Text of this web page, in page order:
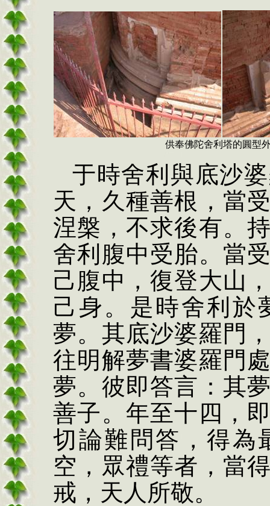
供奉佛陀舍利塔的圓型
于時舍利與底沙
天，久種善根，當
涅槃，不求後有。
舍利腹中受胎。當
己腹中，復登大山
己身。是時舍利於
夢。其底沙婆羅門
往明解夢書婆羅門
夢。彼即答言：其
善子。年至十四，
切論難問答，得為
空，眾禮等者，當
戒，天人所敬。